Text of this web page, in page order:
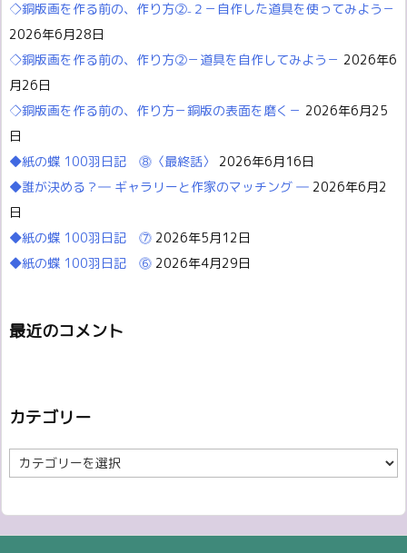
◇銅版画を作る前の、作り方②₋２－自作した道具を使ってみよう－
2026年6月28日
◇銅版画を作る前の、作り方②－道具を自作してみよう－ 2026年6
月26日
◇銅版画を作る前の、作り方－銅版の表面を磨く－ 2026年6月25
日
◆紙の蝶 100羽日記 ⓼〈最終話〉
2026年6月16日
◆誰が決める？― ギャラリーと作家のマッチング ― 2026年6月2
日
◆紙の蝶 100羽日記 ⓻ 2026年5月12日
◆紙の蝶 100羽日記 ⓺ 2026年4月29日
最近のコメント
カテゴリー
カ
テ
リ